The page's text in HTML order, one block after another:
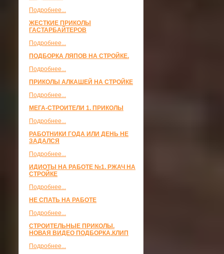
Подробнее...
ЖЕСТКИЕ ПРИКОЛЫ
ГАСТАРБАЙТЕРОВ
Подробнее...
ПОДБОРКА ЛЯПОВ НА СТРОЙКЕ.
Подробнее...
ПРИКОЛЫ АЛКАШЕЙ НА СТРОЙКЕ
Подробнее...
МЕГА-СТРОИТЕЛИ 1. ПРИКОЛЫ
Подробнее...
РАБОТНИКИ ГОДА ИЛИ ДЕНЬ НЕ
ЗАДАЛСЯ
Подробнее...
ИДИОТЫ НА РАБОТЕ №1. РЖАЧ НА
СТРОЙКЕ
Подробнее...
НЕ СПАТЬ НА РАБОТЕ
Подробнее...
СТРОИТЕЛЬНЫЕ ПРИКОЛЫ.
НОВАЯ ВИДЕО ПОДБОРКА.КЛИП
Подробнее...